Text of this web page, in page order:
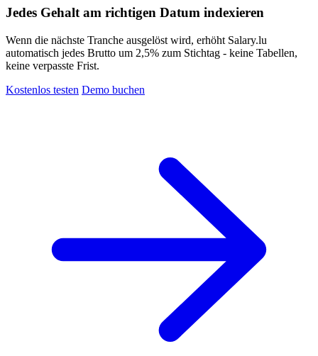
Jedes Gehalt am richtigen Datum indexieren
Wenn die nächste Tranche ausgelöst wird, erhöht Salary.lu
automatisch jedes Brutto um 2,5% zum Stichtag - keine Tabellen,
keine verpasste Frist.
Kostenlos testen Demo buchen